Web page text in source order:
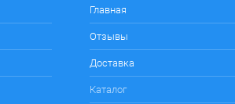
Главная
Отзывы
Доставка
Каталог